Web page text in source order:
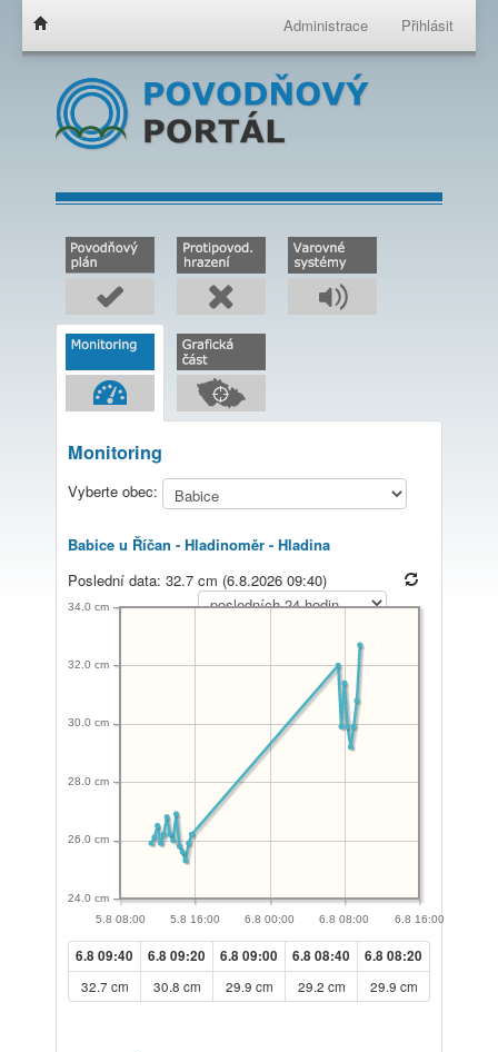
Administrace Přihlásit
Monitoring
Vyberte obec:
Babice u Říčan - Hladinoměr - Hladina
Poslední data: 32.7 cm (6.8.2026 09:40)
5.8 08:00 5.8 16:00 6.8 00:00 6.8 08:00 6.8 16:00
24.0 cm
26.0 cm
28.0 cm
30.0 cm
32.0 cm
34.0 cm
6.8 09:40 6.8 09:20 6.8 09:00 6.8 08:40 6.8 08:20
32.7 cm 30.8 cm 29.9 cm 29.2 cm 29.9 cm